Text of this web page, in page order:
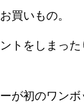
買いもの。
トをしまっ
が初のワン